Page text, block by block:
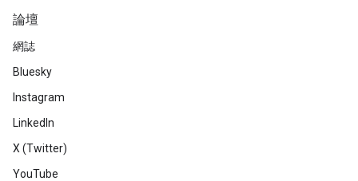
論壇
網誌
Bluesky
Instagram
LinkedIn
X (Twitter)
YouTube